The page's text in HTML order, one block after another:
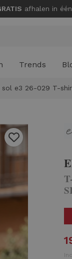
afhalen in één
Trends
sol e3 26-029 T-